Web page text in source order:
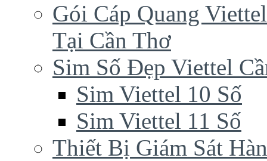
Gói Cáp Quang
Tại Cần Thơ
Sim Số Đẹp Viettel
Sim Viettel 10 Số
Sim Viettel 11 Số
Thiết Bị Giám Sát